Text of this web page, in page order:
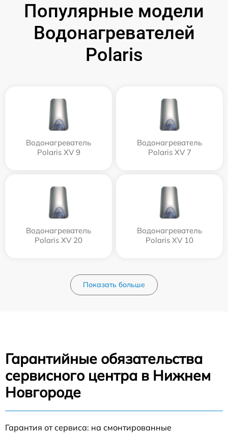
Популярные модели
Водонагревателей
Polaris
Водонагреватель
Polaris XV 9
Водонагреватель
Polaris XV 7
Водонагреватель
Polaris XV 20
Водонагреватель
Polaris XV 10
Показать больше
Гарантийные обязательства
сервисного центра в Нижнем
Новгороде
Гарантия от сервиса: на смонтированные